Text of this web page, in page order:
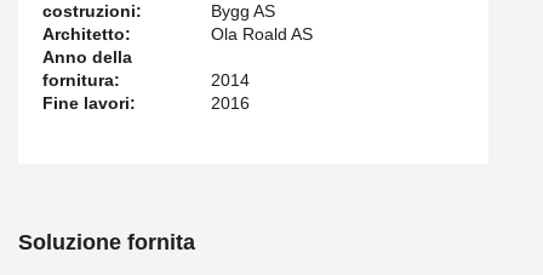
costruzioni:
Bygg AS
Architetto:
Ola Roald AS
Anno della
fornitura:
2014
Fine lavori:
2016
Soluzione fornita